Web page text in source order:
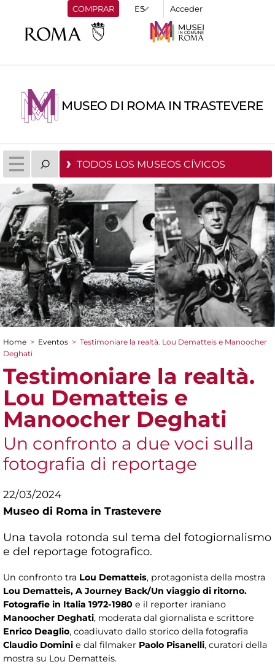
COMPRAR Acceder
MUSEO DI ROMA IN TRASTEVERE
TODOS LOS MUSEOS CÍVICOS
You are here
Home > Eventos > Testimoniare la realtà. Lou Dematteis e Manoocher
Deghati
Testimoniare la realtà.
Lou Dematteis e
Manoocher Deghati
Un confronto a due voci sulla
fotografia di reportage
22/03/2024
Museo di Roma in Trastevere
Una tavola rotonda sul tema del fotogiornalismo
e del reportage fotografico.
Un confronto tra Lou Dematteis, protagonista della mostra
Lou Dematteis, A Journey Back/Un viaggio di ritorno.
Fotografie in Italia 1972-1980 e il reporter iraniano
Manoocher Deghati, moderata dal giornalista e scrittore
Enrico Deaglio, coadiuvato dallo storico della fotografia
Claudio Domini e dal filmaker Paolo Pisanelli, curatori della
mostra su Lou Dematteis.